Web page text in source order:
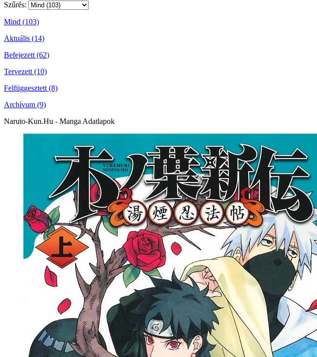
Szűrés:
Mind (103)
Aktuális (14)
Befejezett (62)
Tervezett (10)
Felfüggesztett (8)
Archívum (9)
Naruto-Kun.Hu - Manga Adatlapok